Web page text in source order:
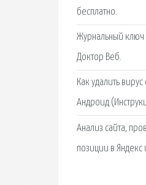
бесплатно.
Журнальный ключ
Доктор Веб.
Как удалить
Андроид
Анализ сайта,
позиции в Яндекс